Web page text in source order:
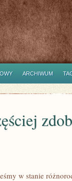
ARCHIWUM
w stanie